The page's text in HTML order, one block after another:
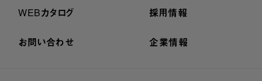
WEBカタログ
お問い合わせ
採用情報
企業情報